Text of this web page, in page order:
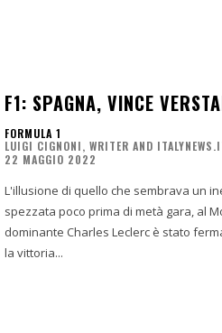
F1: SPAGNA, VINCE
FORMULA 1
LUIGI CIGNONI, WRITER AND
22 MAGGIO 2022
L'illusione di quello che sembrava un
spezzata poco prima di metà gara, al
dominante Charles Leclerc è stato
la vittoria...